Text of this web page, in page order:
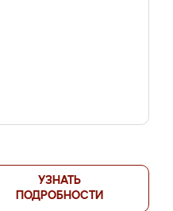
УЗНАТЬ
ПОДРОБНОСТИ